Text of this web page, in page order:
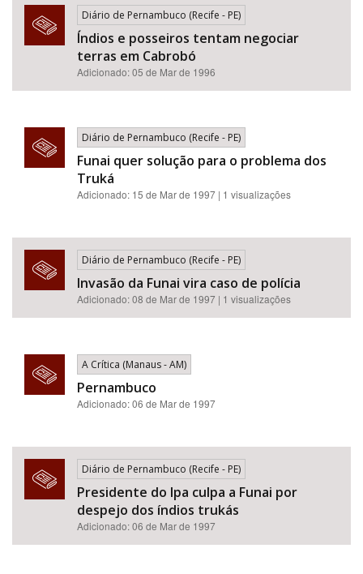
Diário de Pernambuco (Recife - PE)
Índios e posseiros tentam negociar
terras em Cabrobó
Adicionado: 05 de Mar de 1996
Diário de Pernambuco (Recife - PE)
Funai quer solução para o problema dos
Truká
Adicionado: 15 de Mar de 1997 | 1 visualizações
Diário de Pernambuco (Recife - PE)
Invasão da Funai vira caso de polícia
Adicionado: 08 de Mar de 1997 | 1 visualizações
A Crítica (Manaus - AM)
Pernambuco
Adicionado: 06 de Mar de 1997
Diário de Pernambuco (Recife - PE)
Presidente do Ipa culpa a Funai por
despejo dos índios trukás
Adicionado: 06 de Mar de 1997